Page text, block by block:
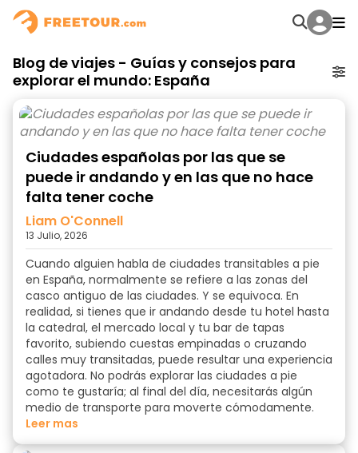
Blog de viajes - Guías y consejos para
explorar el mundo: España
Ciudades españolas por las que se
puede ir andando y en las que no hace
falta tener coche
Liam O'Connell
13 Julio, 2026
Cuando alguien habla de ciudades transitables a pie
en España, normalmente se refiere a las zonas del
casco antiguo de las ciudades. Y se equivoca. En
realidad, si tienes que ir andando desde tu hotel hasta
la catedral, el mercado local y tu bar de tapas
favorito, subiendo cuestas empinadas o cruzando
calles muy transitadas, puede resultar una experiencia
agotadora. No podrás explorar las ciudades a pie
como te gustaría; al final del día, necesitarás algún
medio de transporte para moverte cómodamente.
Leer mas